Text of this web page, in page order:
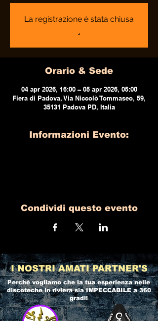
La registrazione è stata chiusa
.
Orario & Sede
04 apr 2026, 16:00 – 05 apr 2026, 05:00
Fiera di Padova, Via Niccolò Tommaseo, 59,
35131 Padova PD, Italia
Informazioni Evento:
Condividi questo evento
I NOSTRI AMATI PARTNER'S
Perchè vogliamo che la tua esperienza nelle
discoteche in rivierasia IMPECCABILE a 360
gradi!